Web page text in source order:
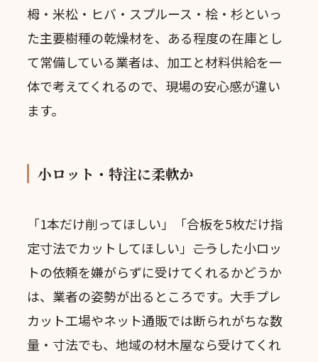
栂・米松・ヒバ・スプルース・桧・杉といっ
た主要樹種の乾燥材を、ある程度の在庫とし
て常備している業者は、加工と材料供給を一
体で考えてくれるので、現場の安心感が違い
ます。
小ロット・特注に柔軟か
「1本だけ削ってほしい」「合板を5枚だけ指
定寸法でカットしてほしい」――こうした小ロッ
トの依頼を嫌がらずに受けてくれるかどうか
は、業者の姿勢が出るところです。大手プレ
カット工場やネット通販では断られがちな数
量・寸法でも、地域の材木屋なら受けてくれ